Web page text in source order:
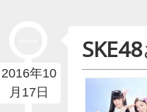
2016年10
月17日
SKE48